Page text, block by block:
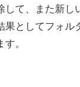
して、また新し
果としてフォル
。